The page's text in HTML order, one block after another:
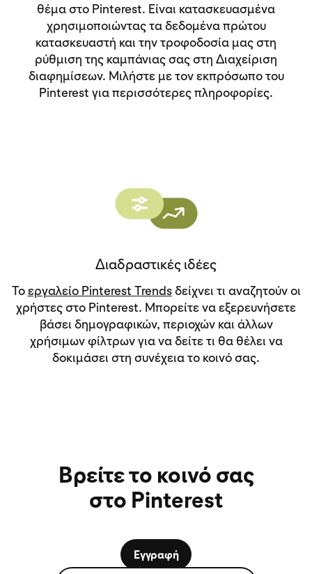
θέμα στο Pinterest. Είναι κατασκευασμένα
χρησιμοποιώντας τα δεδομένα πρώτου
κατασκευαστή και την τροφοδοσία μας στη
ρύθμιση της καμπάνιας σας στη Διαχείριση
διαφημίσεων. Μιλήστε με τον εκπρόσωπο του
Pinterest για περισσότερες πληροφορίες.
Διαδραστικές ιδέες
Τοεργαλείο Pinterest Trendsδείχνει τι αναζητούν οι
χρήστες στο Pinterest. Μπορείτε να εξερευνήσετε
βάσει δημογραφικών, περιοχών και άλλων
χρήσιμων φίλτρων για να δείτε τι θα θέλει να
δοκιμάσει στη συνέχεια το κοινό σας.
Βρείτε το κοινό σας
στο Pinterest
Εγγραφή